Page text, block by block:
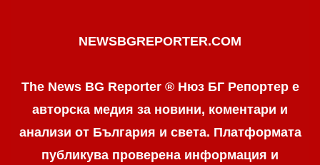
NEWSBGREPORTER.COM
The News BG Reporter ® Нюз БГ Репортер е
авторска медия за новини, коментари и
анализи от България и света. Платформата
публикува проверена информация и